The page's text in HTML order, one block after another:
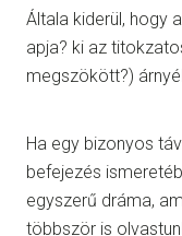
Általa kiderül, hogy
apja? ki az
megszökött?)
Ha egy bizonyos
befejezés
egyszerű dráma,
többször is